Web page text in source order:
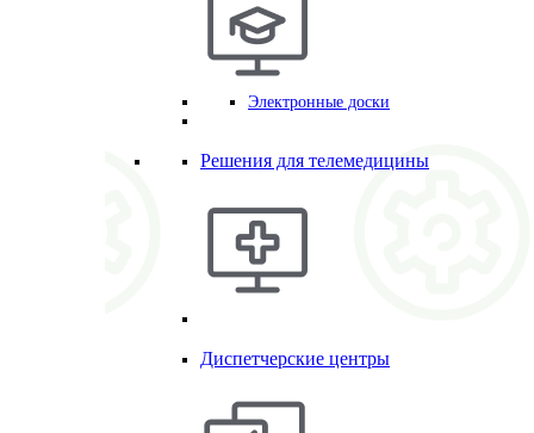
Электронные доски
Решения для телемедицины
Диспетчерские центры